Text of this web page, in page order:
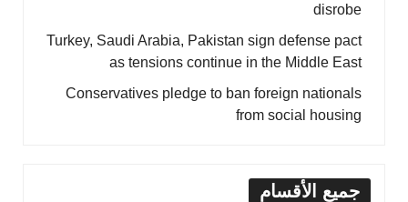
disrobe
Turkey, Saudi Arabia, Pakistan sign defense pact
as tensions continue in the Middle East
Conservatives pledge to ban foreign nationals
from social housing
جميع الأقسام